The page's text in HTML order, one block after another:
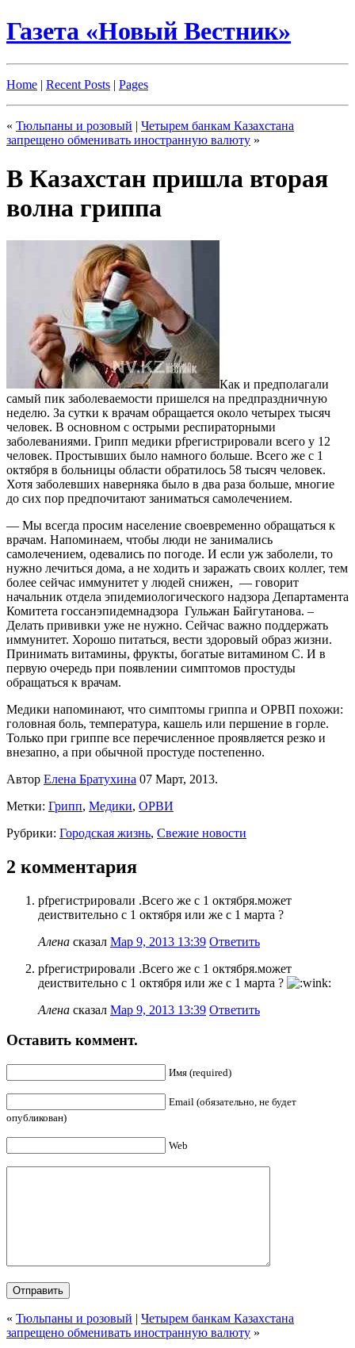
Газета «Новый Вестник»
Home | Recent Posts | Pages
« Тюльпаны и розовый | Четырем банкам Казахстана
запрещено обменивать иностранную валюту »
В Казахстан пришла вторая
волна гриппа
Как и предполагали
самый пик заболеваемости пришелся на предпраздничную
неделю. За сутки к врачам обращается около четырех тысяч
человек. В основном с острыми респираторными
заболеваниями. Грипп медики pfрегистрировали всего у 12
человек. Простывших было намного больше. Всего же с 1
октября в больницы области обратилось 58 тысяч человек.
Хотя заболевших наверняка было в два раза больше, многие
до сих пор предпочитают заниматься самолечением.
— Мы всегда просим население своевременно обращаться к
врачам. Напоминаем, чтобы люди не занимались
самолечением, одевались по погоде. И если уж заболели, то
нужно лечиться дома, а не ходить и заражать своих коллег, тем
более сейчас иммунитет у людей снижен, — говорит
начальник отдела эпидемиологического надзора Департамента
Комитета госсанэпидемнадзора Гульжан Байгутанова. –
Делать прививки уже не нужно. Сейчас важно поддержать
иммунитет. Хорошо питаться, вести здоровый образ жизни.
Принимать витамины, фрукты, богатые витамином С. И в
первую очередь при появлении симптомов простуды
обращаться к врачам.
Медики напоминают, что симптомы гриппа и ОРВП похожи:
головная боль, температура, кашель или першение в горле.
Только при гриппе все перечисленное проявляется резко и
внезапно, а при обычной простуде постепенно.
Автор Елена Братухина 07 Март, 2013.
Метки: Грипп, Медики, ОРВИ
Рубрики: Городская жизнь, Свежие новости
2 комментария
pfрегистрировали .Всего же с 1 октября.может
деиствительно с 1 октября или же с 1 марта ?
Алена сказал Мар 9, 2013 13:39 Ответить
pfрегистрировали .Всего же с 1 октября.может
деиствительно с 1 октября или же с 1 марта ?
Алена сказал Мар 9, 2013 13:39 Ответить
Оставить коммент.
Имя (required)
Email (обязательно, не будет
опубликован)
Web
« Тюльпаны и розовый | Четырем банкам Казахстана
запрещено обменивать иностранную валюту »